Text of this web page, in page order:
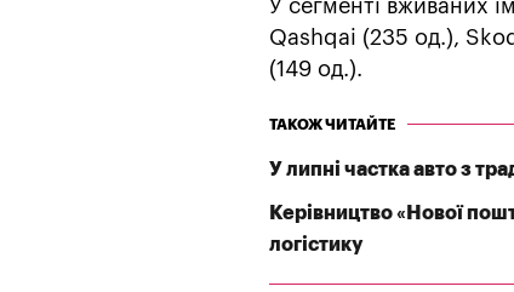
У сегменті вживаних
Qashqai (235 од.),
(149 од.).
ТАКОЖ ЧИТАЙТЕ
У липні частка авто з
Керівництво «Нової
логістику